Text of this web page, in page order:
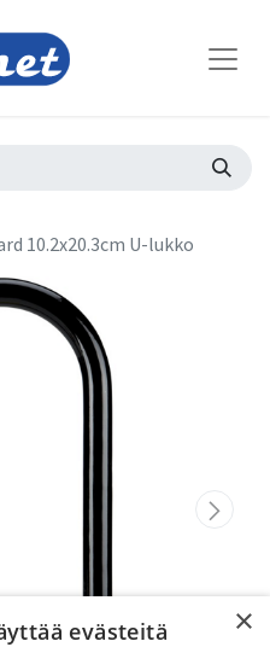
10.2x20.3cm U-lukko
×
evästeitä